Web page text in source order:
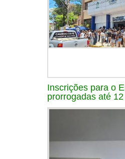
Inscrições para o
prorrogadas até